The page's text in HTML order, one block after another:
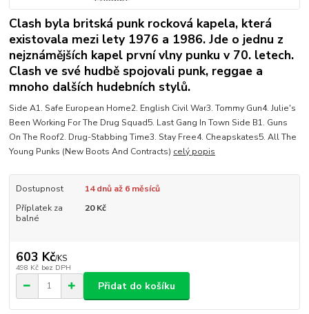
Clash byla britská punk rocková kapela, která
existovala mezi lety 1976 a 1986. Jde o jednu z
nejznámějších kapel první vlny punku v 70. letech.
Clash ve své hudbě spojovali punk, reggae a
mnoho dalších hudebních stylů.
Side A1. Safe European Home2. English Civil War3. Tommy Gun4. Julie's
Been Working For The Drug Squad5. Last Gang In Town Side B1. Guns
On The Roof2. Drug-Stabbing Time3. Stay Free4. Cheapskates5. All The
Young Punks (New Boots And Contracts) celý popis
Dostupnost
14 dnů až 6 měsíců
Příplatek za
balné
20 Kč
603 Kč/KS
498 Kč bez DPH
Přidat do košíku